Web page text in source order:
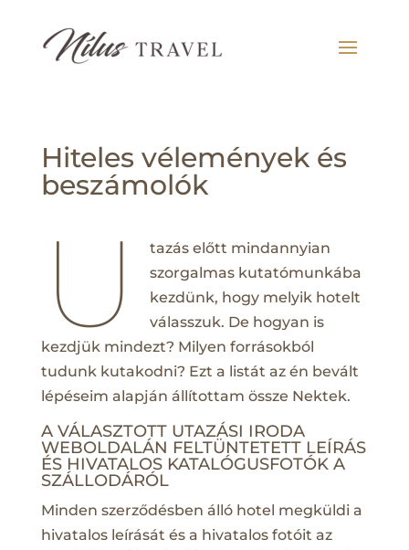
Hiteles vélemények és
beszámolók
U
tazás előtt mindannyian
szorgalmas kutatómunkába
kezdünk, hogy melyik hotelt
válasszuk. De hogyan is
kezdjük mindezt? Milyen forrásokból
tudunk kutakodni? Ezt a listát az én bevált
lépéseim alapján állítottam össze Nektek.
A VÁLASZTOTT UTAZÁSI IRODA
WEBOLDALÁN FELTÜNTETETT LEÍRÁS
ÉS HIVATALOS KATALÓGUSFOTÓK A
SZÁLLODÁRÓL
Minden szerződésben álló hotel megküldi a
hivatalos leírását és a hivatalos fotóit az